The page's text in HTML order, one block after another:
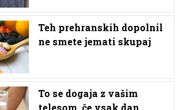
Teh prehranskih dopolnil
ne smete jemati skupaj
To se dogaja z vašim
telesom, če vsak dan